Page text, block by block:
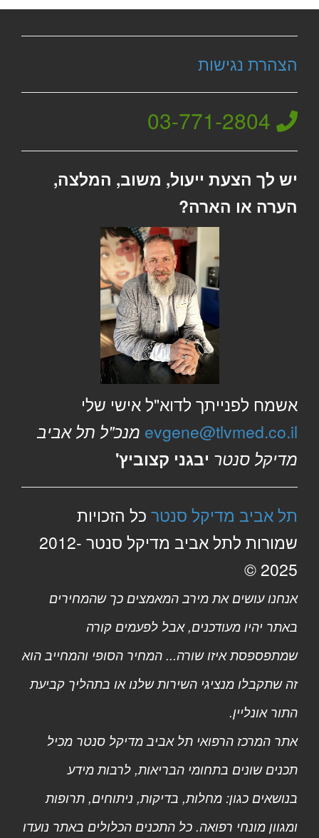
הצהרת נגישות
03-771-2804
יש לך הצעת ייעול, משוב, המלצה,
הערה או הארה?
אשמח לפנייתך לדוא"ל אישי שלי
evgene@tlvmed.co.il מנכ"ל תל אביב
מדיקל סנטר יבגני קצוביץ'
תל אביב מדיקל סנטר כל הזכויות
שמורות לתל אביב מדיקל סנטר 2012-
2025 ©
אנחנו עושים את מירב המאמצים כך שהמחירים
באתר יהיו מעודכנים, אבל לפעמים קורה
שמתפספסת איזו שורה... המחיר הסופי והמחייב הוא
זה שתקבלו מנציגי השירות שלנו או בתהליך קביעת
התור אונליין.
אתר המרכז הרפואי תל אביב מדיקל סנטר מכיל
תכנים שונים בתחומי הבריאות, לרבות מידע
בנושאים כגון: מחלות, בדיקות, ניתוחים, תרופות
ומגוון מונחי רפואה. כל התכנים הכלולים באתר נועדו